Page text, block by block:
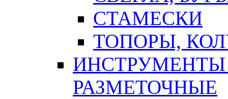
СТАМЕСКИ
ТОПОРЫ,
ИНСТРУМЕНТЫ
РАЗМЕТОЧНЫЕ